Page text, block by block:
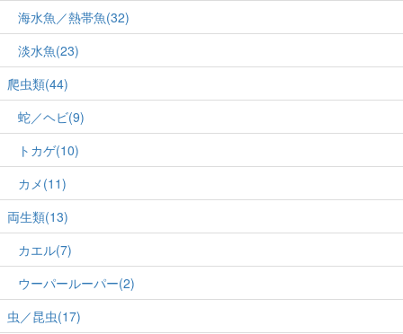
海水魚／熱帯魚(32)
淡水魚(23)
爬虫類(44)
蛇／ヘビ(9)
トカゲ(10)
カメ(11)
両生類(13)
カエル(7)
ウーパールーパー(2)
虫／昆虫(17)